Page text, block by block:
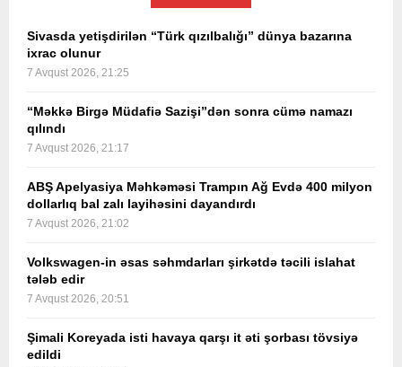
Sivasda yetişdirilən “Türk qızılbalığı” dünya bazarına
ixrac olunur
7 Avqust 2026, 21:25
“Məkkə Birgə Müdafiə Sazişi”dən sonra cümə namazı
qılındı
7 Avqust 2026, 21:17
ABŞ Apelyasiya Məhkəməsi Trampın Ağ Evdə 400 milyon
dollarlıq bal zalı layihəsini dayandırdı
7 Avqust 2026, 21:02
Volkswagen-in əsas səhmdarları şirkətdə təcili islahat
tələb edir
7 Avqust 2026, 20:51
Şimali Koreyada isti havaya qarşı it əti şorbası tövsiyə
edildi